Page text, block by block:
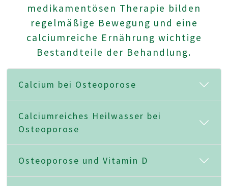
medikamentösen Therapie bilden
regelmäßige Bewegung und eine
calciumreiche Ernährung wichtige
Bestandteile der Behandlung.
Calcium bei Osteoporose
Calciumreiches Heilwasser bei
Osteoporose
Osteoporose und Vitamin D